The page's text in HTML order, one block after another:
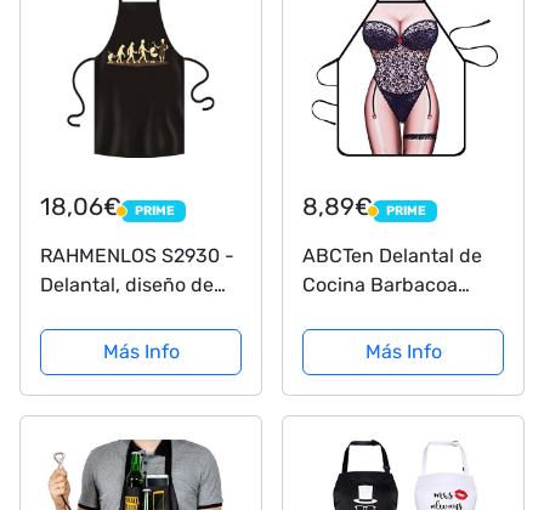
Regalos...
18,06€ PRIME
PRIME
RAHMENLOS S2930 -
Delantal, diseño de
BarbacoaMás Info
8,89€ PRIME
PRIME
ABCTen Delantal de
Cocina Barbacoa
(Mujer Lencería
Negro)
Más Info